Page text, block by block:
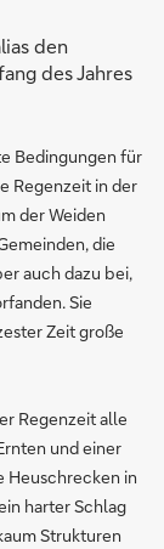
den
des Jahres
Bedingungen für
Regenzeit in der
der Weiden
die
auch dazu bei,
Sie
Zeit große
Regenzeit alle
und einer
Heuschrecken in
harter Schlag
Strukturen